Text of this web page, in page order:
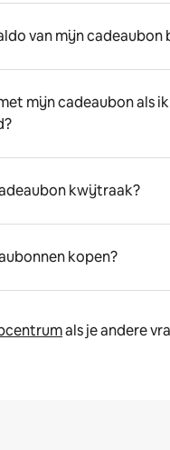
van mijn cadeaubon
mijn cadeaubon als
kwijtraak?
kopen?
als je andere